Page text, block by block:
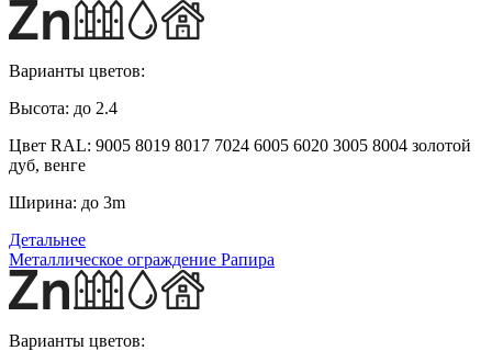
Варианты цветов:
Высота: до 2.4
Цвет RAL: 9005 8019 8017 7024 6005 6020 3005 8004 золотой
дуб, венге
Ширина: до 3m
Детальнее
Металлическое ограждение Рапира
Варианты цветов: